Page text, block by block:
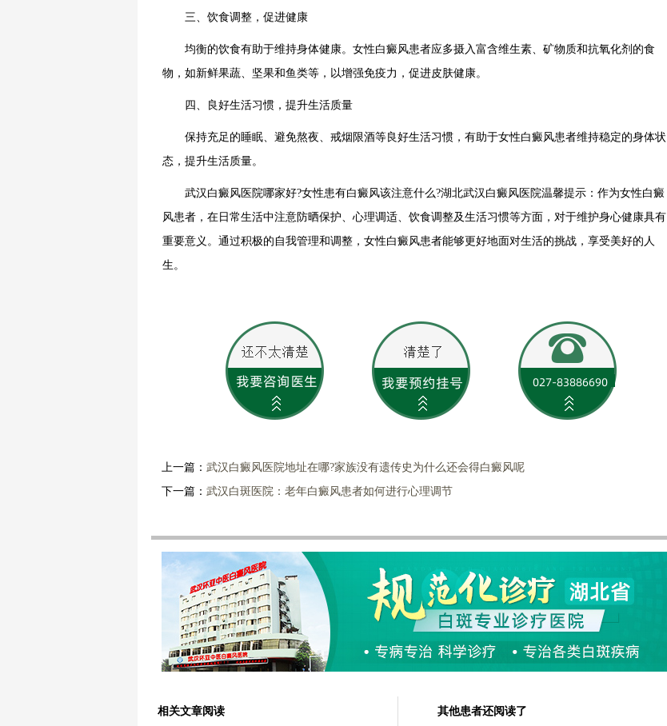
三、饮食调整，促进健康
均衡的饮食有助于维持身体健康。女性白癜风患者应多摄入富含维生素、矿物质和抗氧化剂的食
物，如新鲜果蔬、坚果和鱼类等，以增强免疫力，促进皮肤健康。
四、良好生活习惯，提升生活质量
保持充足的睡眠、避免熬夜、戒烟限酒等良好生活习惯，有助于女性白癜风患者维持稳定的身体状
态，提升生活质量。
武汉白癜风医院哪家好?女性患有白癜风该注意什么?湖北武汉白癜风医院温馨提示：作为女性白癜
风患者，在日常生活中注意防晒保护、心理调适、饮食调整及生活习惯等方面，对于维护身心健康具有
重要意义。通过积极的自我管理和调整，女性白癜风患者能够更好地面对生活的挑战，享受美好的人
生。
上一篇： 武汉白癜风医院地址在哪?家族没有遗传史为什么还会得白癜风呢
下一篇： 武汉白斑医院：老年白癜风患者如何进行心理调节
相关文章阅读 其他患者还阅读了